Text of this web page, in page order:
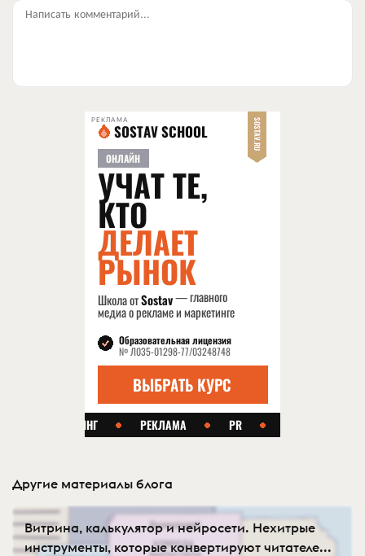
Написать комментарий...
РЕКЛАМА
Другие материалы блога
Витрина, калькулятор и нейросети. Нехитрые
инструменты, которые конвертируют читателе...